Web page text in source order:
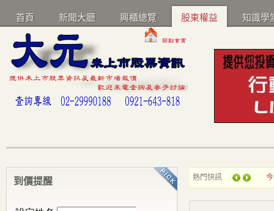
首頁 新聞大廳 興櫃總覽 股東權益 知識學
熱門快訊
到價提醒